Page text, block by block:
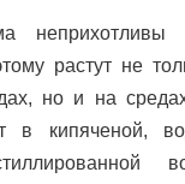
неприхотливы
растут не
но и на
в кипяченой,